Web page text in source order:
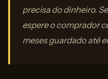
precisa do dinheiro.
espere o comprador
meses guardado até